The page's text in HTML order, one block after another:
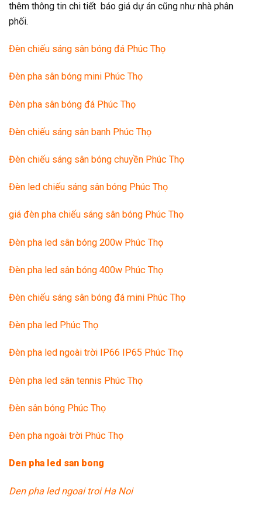
thêm thông tin chi tiết báo giá dự án cũng như nhà phân
phối.
Đèn chiếu sáng sân bóng đá Phúc Thọ
Đèn pha sân bóng mini Phúc Thọ
Đèn pha sân bóng đá Phúc Thọ
Đèn chiếu sáng sân banh Phúc Thọ
Đèn chiếu sáng sân bóng chuyền Phúc Thọ
Đèn led chiếu sáng sân bóng Phúc Thọ
giá đèn pha chiếu sáng sân bóng Phúc Thọ
Đèn pha led sân bóng 200w Phúc Thọ
Đèn pha led sân bóng 400w Phúc Thọ
Đèn chiếu sáng sân bóng đá mini Phúc Thọ
Đèn pha led Phúc Thọ
Đèn pha led ngoài trời IP66 IP65 Phúc Thọ
Đèn pha led sân tennis Phúc Thọ
Đèn sân bóng Phúc Thọ
Đèn pha ngoài trời Phúc Thọ
Den pha led san bong
Den pha led ngoai troi Ha Noi